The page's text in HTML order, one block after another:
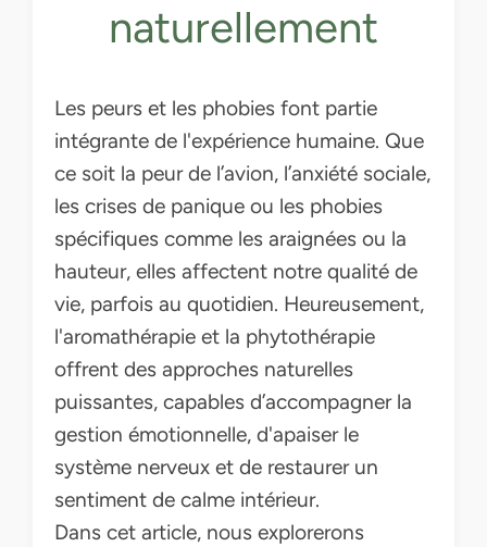
naturellement
Les peurs et les phobies font partie
intégrante de l'expérience humaine. Que
ce soit la peur de l’avion, l’anxiété sociale,
les crises de panique ou les phobies
spécifiques comme les araignées ou la
hauteur, elles affectent notre qualité de
vie, parfois au quotidien. Heureusement,
l'aromathérapie et la phytothérapie
offrent des approches naturelles
puissantes, capables d’accompagner la
gestion émotionnelle, d'apaiser le
système nerveux et de restaurer un
sentiment de calme intérieur.
Dans cet article, nous explorerons